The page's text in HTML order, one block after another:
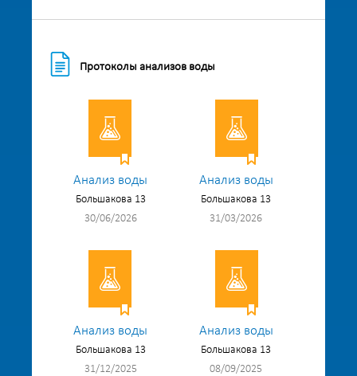
Протоколы анализов воды
Анализ воды
Большакова 13
30/06/2026
Анализ воды
Большакова 13
31/03/2026
Анализ воды
Большакова 13
31/12/2025
Анализ воды
Большакова 13
08/09/2025